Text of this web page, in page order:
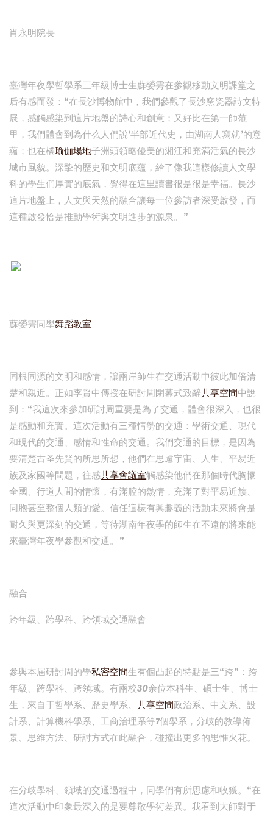
肖永明院長
臺灣年夜學哲學系三年級博士生蘇嫈雱在參觀移動文明課堂之
后有感而發：“在長沙博物館中，我們參觀了長沙窯瓷器詩文特
展，感觸感染到這片地盤的詩心和創意；又好比在第一師范
里，我們體會到為什么人們說‘半部近代史，由湖南人寫就’的意
蘊；也在橘瑜伽場地子洲頭領略優美的湘江和充滿活氣的長沙
城市風貌。深摯的歷史和文明底蘊，給了像我這樣修讀人文學
科的學生們厚實的底氣，覺得在這里讀書很是很是幸福。長沙
這片地盤上，人文與天然的融合讓每一位參訪者深受啟發，而
這種啟發恰是推動學術與文明進步的源泉。”
蘇嫈雱同學舞蹈教室
同根同源的文明和感情，讓兩岸師生在交通活動中彼此加倍清
楚和親近。正如李賢中傳授在研討周閉幕式致辭共享空間中說
到：“我這次來參加研討周重要是為了交通，體會很深入，也很
是感動和充實。這次活動有三種情勢的交通：學術交通、現代
和現代的交通、感情和性命的交通。我們交通的目標，是因為
要清楚古圣先賢的所思所想，他們在思慮宇宙、人生、平易近
族及家國等問題，往感共享會議室觸感染他們在那個時代胸懷
全國、行道人間的情懷，有滿腔的熱情，充滿了對平易近族、
同胞甚至整個人類的愛。信任這樣有興趣義的活動未來將會是
耐久與更深刻的交通，等待湖南年夜學的師生在不遠的將來能
來臺灣年夜學參觀和交通。”
融合
跨年級、跨學科、跨領域交通融會
參與本屆研討周的學私密空間生有個凸起的特點是三“跨”：跨
年級、跨學科、跨領域。有兩校30余位本科生、碩士生、博士
生，來自于哲學系、歷史學系、 共享空間政治系、中文系、設
計系、計算機科學系、工商治理系等7個學系，分歧的教導佈
景、思維方法、研討方式在此融合，碰撞出更多的思惟火花。
在分歧學科、領域的交通過程中，同學們有所思慮和收獲。“在
這次活動中印象最深入的是要尊敬學術差異。我看到大師對于